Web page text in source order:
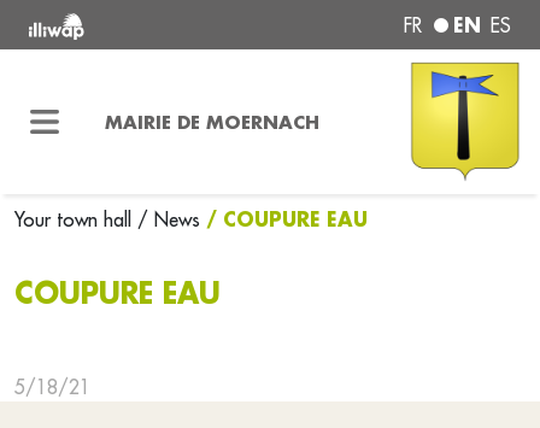
FR EN ES
MAIRIE DE MOERNACH
Your town hall / News / COUPURE EAU
COUPURE EAU
5/18/21